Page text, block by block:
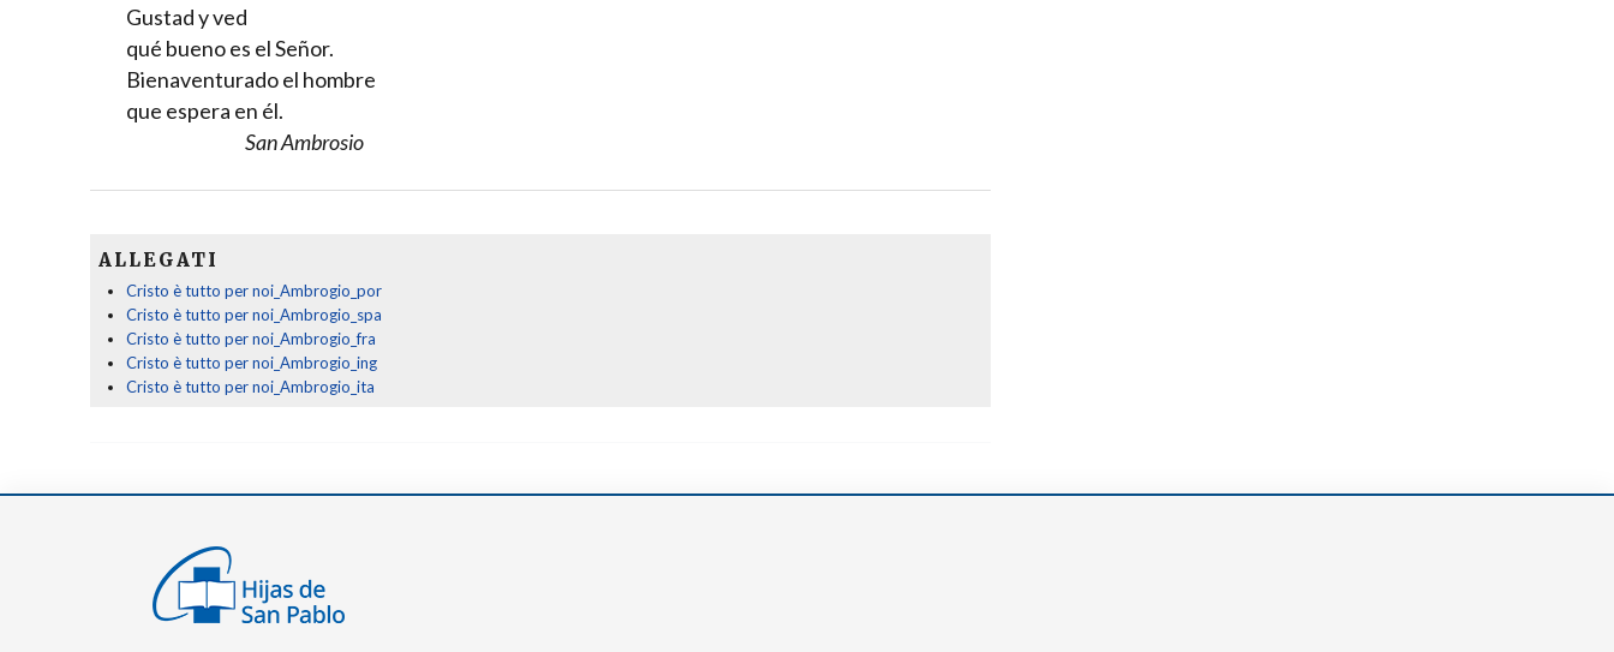
Gustad y ved
qué bueno es el Señor.
Bienaventurado el hombre
que espera en él.
San Ambrosio
ALLEGATI
Cristo è tutto per noi_Ambrogio_por
Cristo è tutto per noi_Ambrogio_spa
Cristo è tutto per noi_Ambrogio_fra
Cristo è tutto per noi_Ambrogio_ing
Cristo è tutto per noi_Ambrogio_ita